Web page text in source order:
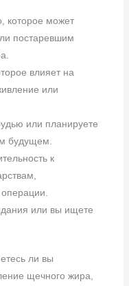
которое может
постаревшим
влияет на
или
или планируете
будущем.
к
или вы ищете
ли вы
щечного жира,